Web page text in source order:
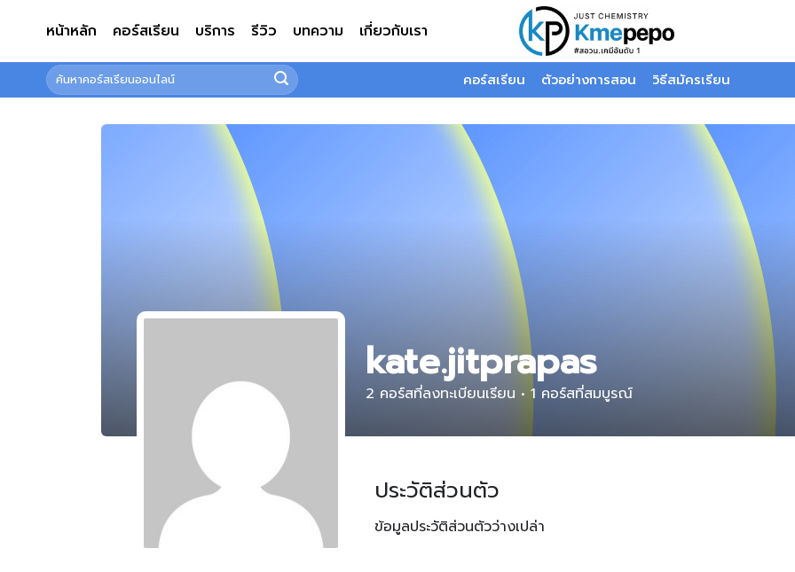
หน้าหลัก คอร์สเรียน บริการ รีวิว บทความ เกี่ยวกับเรา
ค้นหา: คอร์สเรียน ตัวอย่างการสอน วิธีสมัครเรียน
kate.jitprapas
2 คอร์สที่ลงทะเบียนเรียน • 1 คอร์สที่สมบูรณ์
ประวัติส่วนตัว
ข้อมูลประวัติส่วนตัวว่างเปล่า